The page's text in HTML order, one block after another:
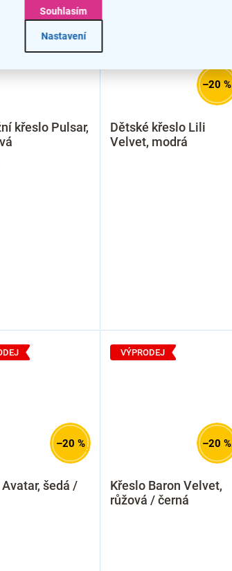
Nastavení
Souhlasím
křeslo Pulsar,
–20 %
Dětské křeslo Lili
Velvet, modrá
–20 %
šedá /
VÝPRODEJ
–20 %
Křeslo Baron Velvet,
růžová / černá